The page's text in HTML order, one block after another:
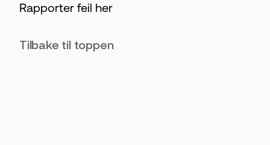
Rapporter feil her
Tilbake til toppen